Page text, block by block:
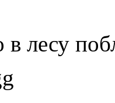
лесу